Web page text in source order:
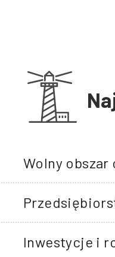
Wolny obszar
Inwestycje i